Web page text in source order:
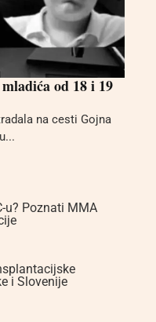
od 18 i 19
na cesti Gojna
u? Poznati MMA
i Slovenije